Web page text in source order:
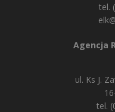
tel.
Agencja
ul. Ks J.
tel.